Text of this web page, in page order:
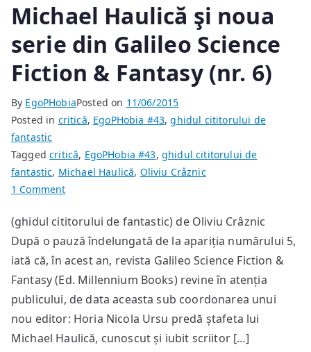
Michael Haulică şi noua
serie din Galileo Science
Fiction & Fantasy (nr. 6)
By EgoPHobiaPosted on 11/06/2015
Posted in critică, EgoPHobia #43,ghidul cititorului de
fantastic
Taggedcritică, EgoPHobia #43, ghidul cititorului de
fantastic, Michael Haulică, Oliviu Crâznic
1 Commenton
Haulică
şi
noua
serie
din
Science
Fiction
(ghidul cititorului de fantastic) de Oliviu Crâznic
După o pauză îndelungată de la apariția numărului 5,
iată că, în acest an, revista Galileo Science Fiction &
Fantasy (Ed. Millennium Books) revine în atenția
publicului, de data aceasta sub coordonarea unui
nou editor: Horia Nicola Ursu predă ștafeta lui
Michael Haulică, cunoscut și iubit scriitor […]